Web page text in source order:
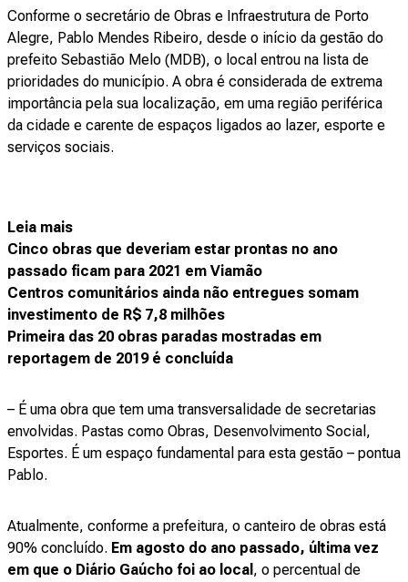
Conforme o secretário de Obras e Infraestrutura de Porto
Alegre, Pablo Mendes Ribeiro, desde o início da gestão do
prefeito Sebastião Melo (MDB), o local entrou na lista de
prioridades do município. A obra é considerada de extrema
importância pela sua localização, em uma região periférica
da cidade e carente de espaços ligados ao lazer, esporte e
serviços sociais.
Leia mais
Cinco obras que deveriam estar prontas no ano
passado ficam para 2021 em Viamão
Centros comunitários ainda não entregues somam
investimento de R$ 7,8 milhões
Primeira das 20 obras paradas mostradas em
reportagem de 2019 é concluída
– É uma obra que tem uma transversalidade de secretarias
envolvidas. Pastas como Obras, Desenvolvimento Social,
Esportes. É um espaço fundamental para esta gestão – pontua
Pablo.
Atualmente, conforme a prefeitura, o canteiro de obras está
90% concluído. Em agosto do ano passado, última vez
em que o Diário Gaúcho foi ao local , o percentual de